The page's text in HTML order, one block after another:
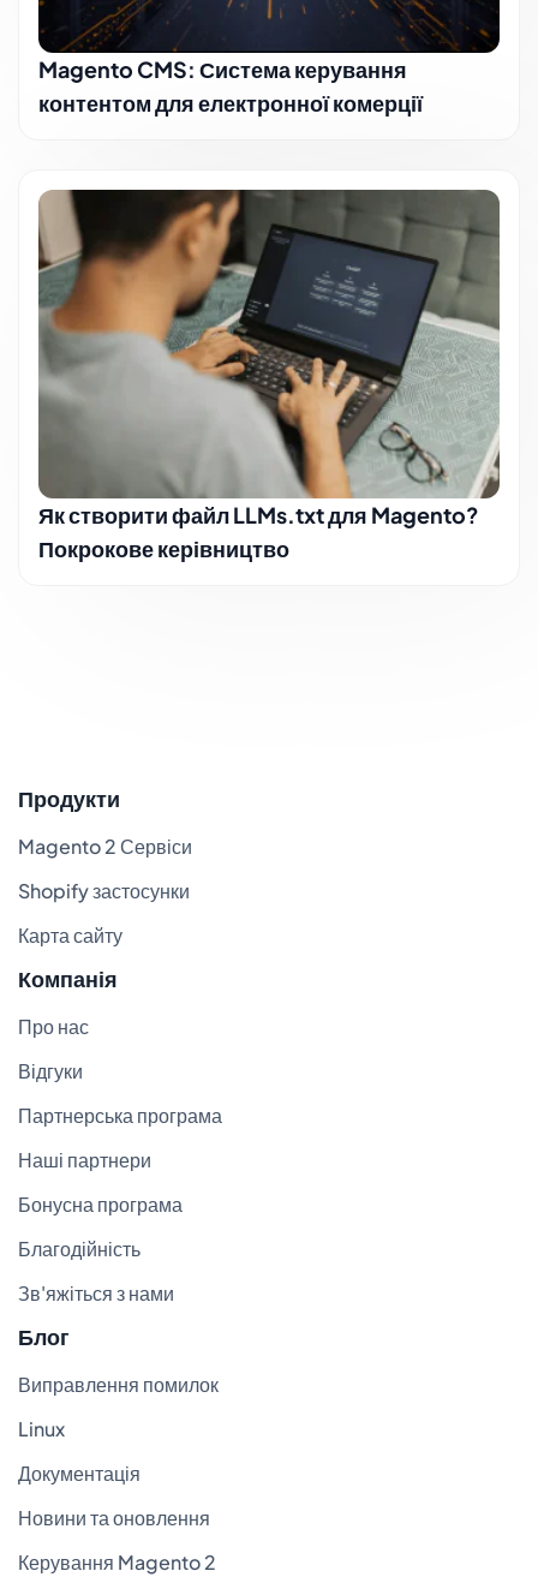
Magento CMS: Система керування
контентом для електронної комерції
Як створити файл LLMs.txt для Magento?
Покрокове керівництво
Продукти
Magento 2 Сервіси
Shopify застосунки
Карта сайту
Компанія
Про нас
Відгуки
Партнерська програма
Наші партнери
Бонусна програма
Благодійність
Зв'яжіться з нами
Блог
Виправлення помилок
Linux
Документація
Новини та оновлення
Керування Magento 2